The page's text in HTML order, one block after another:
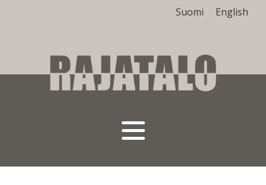
Suomi English